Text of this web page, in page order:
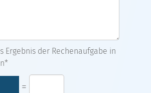
Ergebnis der Rechenaufgabe in
=